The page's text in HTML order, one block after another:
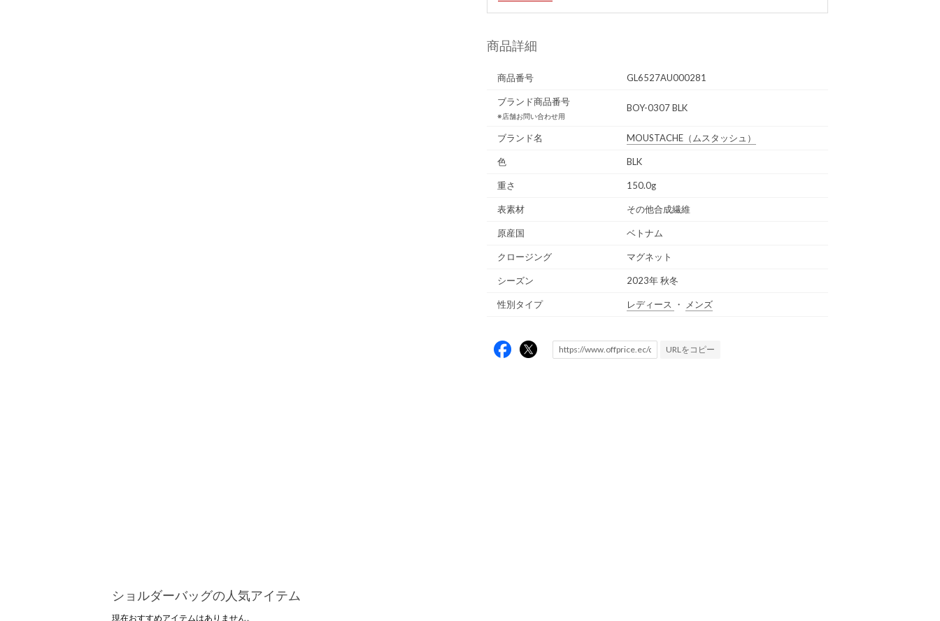
商品詳細
商品番号 GL6527AU000281
ブランド商品番号
※店舗お問い合わせ用
BOY-0307 BLK
ブランド名 MOUSTACHE （ムスタッシュ）
色 BLK
重さ 150.0g
表素材 その他合成繊維
原産国 ベトナム
クロージング マグネット
シーズン 2023年 秋冬
性別タイプ レディース ・ メンズ
URLをコピー
ショルダーバッグの人気アイテム
現在おすすめアイテムはありません。